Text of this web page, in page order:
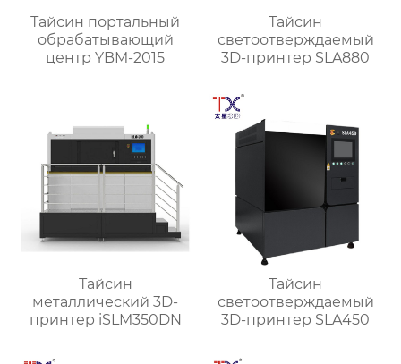
Тайсин портальный
обрабатывающий
центр YBM-2015
Тайсин
светоотверждаемый
3D-принтер SLA880
Тайсин
металлический 3D-
принтер iSLM350DN
Тайсин
светоотверждаемый
3D-принтер SLA450